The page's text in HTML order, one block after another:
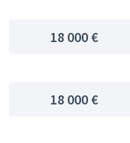
18 000 €
18 000 €